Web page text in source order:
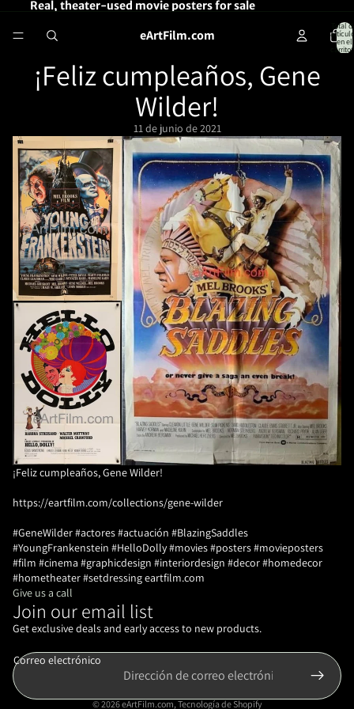
Real, theater-used movie posters for sale
eArtFilm.com
Total
en el
¡Feliz cumpleaños, Gene
Wilder!
11 de junio de 2021
¡Feliz cumpleaños, Gene Wilder!
https://eartfilm.com/collections/gene-wilder
#GeneWilder #actores #actuación #BlazingSaddles
#YoungFrankenstein #HelloDolly #movies #posters #movieposters
#film #cinema #graphicdesign #interiordesign #decor #homedecor
#hometheater #setdressing eartfilm.com
Give us a call
Join our email list
Get exclusive deals and early access to new products.
Correo electrónico
© 2026eArtFilm.com,Tecnología de Shopify
Política de reembolso
Política de privacidad